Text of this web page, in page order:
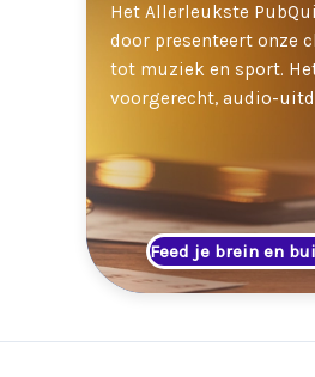
Het Allerleukste
door presenteert onze
tot muziek en sport.
voorgerecht, audio-
Feed je brein en
Allerleukste